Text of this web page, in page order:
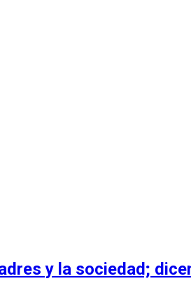
y la sociedad;